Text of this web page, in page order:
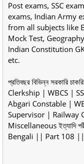
Post exams, SSC
exams, Indian Army
from all subjects like
Mock Test,
Indian Constitution
etc.
প্রতিবছর বিভিন্ন সরকারি
Clerkship | WBCS |
Abgari Constable |
Supervisor | Railway
Miscellaneous ইত্যাদি
Bengali || Part 108 ||